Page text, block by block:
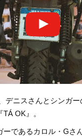
デニスさんとシンガー
OK』。
ーであるカロル・Gさ